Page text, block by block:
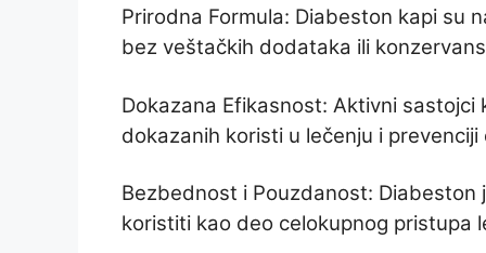
Prirodna Formula: Diabeston kapi su
bez veštačkih dodataka ili
Dokazana Efikasnost: Aktivni
dokazanih koristi u lečenju i
Bezbednost i Pouzdanost:
koristiti kao deo celokupnog pristupa